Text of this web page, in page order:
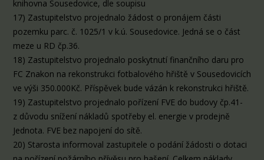
knihovna Sousedovice, dle soupisu
17) Zastupitelstvo projednalo žádost o pronájem části
pozemku parc. č. 1025/1 v k.ú. Sousedovice. Jedná se o část
meze u RD čp.36.
18) Zastupitelstvo projednalo poskytnutí finančního daru pro
FC Znakon na rekonstrukci fotbalového hřiště v Sousedovicích
ve výši 350.000Kč. Příspěvek bude vázán k rekonstrukci hřiště.
19) Zastupitelstvo projednalo pořízení FVE do budovy čp.41-
z důvodu snížení nákladů spotřeby el. energie v prodejně
Jednota. FVE bez napojení do sítě.
20) Starosta informoval zastupitele o podání žádosti o dotaci